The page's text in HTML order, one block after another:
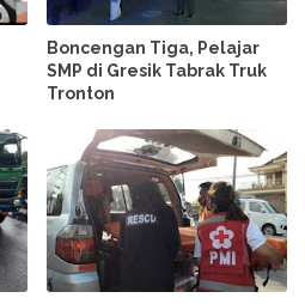
Boncengan Tiga, Pelajar
SMP di Gresik Tabrak Truk
Tronton